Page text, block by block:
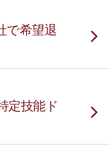
で希望退
定技能ド